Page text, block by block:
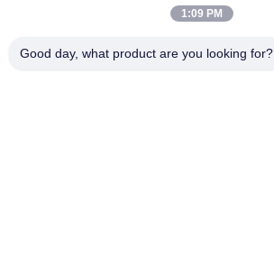
factory01@sunchonglic.com
1:09 PM
Good day, what product are you looking for?